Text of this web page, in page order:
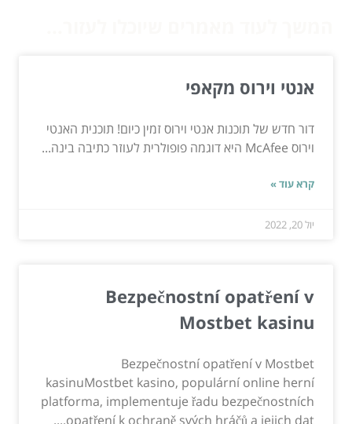
אנטי וירוס מקאפי
דור חדש של תוכנות אנטי וירוס זמין כיום! תוכנית האנטי
וירוס McAfee היא דוגמה פופולרית לעוזר כתיבה בינה...
קרא עוד »
יול 20, 2022
Bezpečnostní opatření v
Mostbet kasinu
Bezpečnostní opatření v Mostbet
kasinuMostbet kasino, populární online herní
platforma, implementuje řadu bezpečnostních
opatření k ochraně svých hráčů a jejich dat....